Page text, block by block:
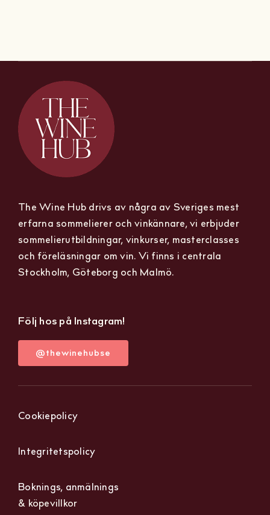
The Wine Hub drivs av några av Sveriges mest
erfarna sommelierer och vinkännare, vi erbjuder
sommelierutbildningar, vinkurser, masterclasses
och föreläsningar om vin. Vi finns i centrala
Stockholm, Göteborg och Malmö.
Följ hos på Instagram!
@thewinehubse
Cookiepolicy
Integritetspolicy
Boknings, anmälnings
& köpevillkor